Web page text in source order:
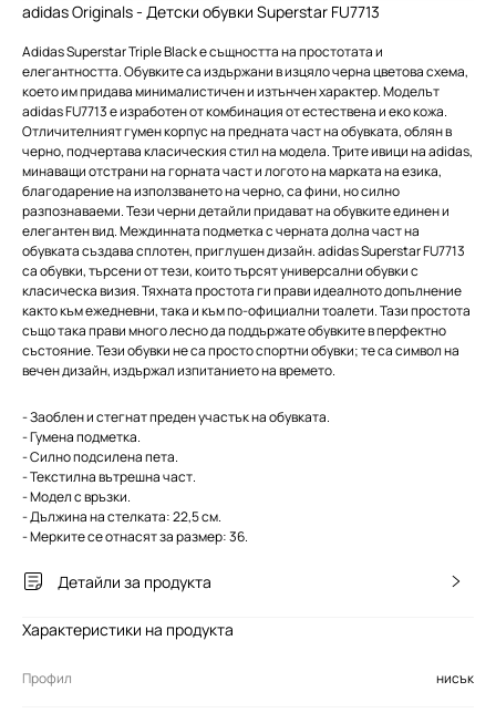
adidas Originals - Детски обувки Superstar FU7713
Adidas Superstar Triple Black е същността на простотата и
елегантността. Обувките са издържани в изцяло черна цветова схема,
което им придава минималистичен и изтънчен характер. Моделът
adidas FU7713 е изработен от комбинация от естествена и еко кожа.
Отличителният гумен корпус на предната част на обувката, облян в
черно, подчертава класическия стил на модела. Трите ивици на adidas,
минаващи отстрани на горната част и логото на марката на езика,
благодарение на използването на черно, са фини, но силно
разпознаваеми. Тези черни детайли придават на обувките единен и
елегантен вид. Междинната подметка с черната долна част на
обувката създава сплотен, приглушен дизайн. adidas Superstar FU7713
са обувки, търсени от тези, които търсят универсални обувки с
класическа визия. Тяхната простота ги прави идеалното допълнение
както към ежедневни, така и към по-официални тоалети. Тази простота
също така прави много лесно да поддържате обувките в перфектно
състояние. Тези обувки не са просто спортни обувки; те са символ на
вечен дизайн, издържал изпитанието на времето.
- Заоблен и стегнат преден участък на обувката.
- Гумена подметка.
- Силно подсилена пета.
- Текстилна вътрешна част.
- Модел с връзки.
- Дължина на стелката: 22,5 см.
- Мерките се отнасят за размер: 36.
Детайли за продукта
Характеристики на продукта
Профил нисък